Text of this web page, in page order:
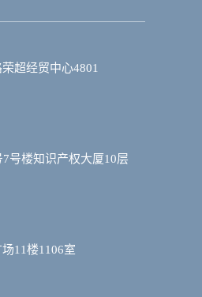
超经贸中心4801
号楼知识产权大厦10层
11楼1106室